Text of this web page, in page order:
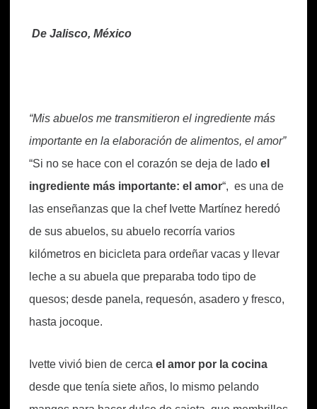
De Jalisco, México
“Mis abuelos me transmitieron el ingrediente más
importante en la elaboración de alimentos, el amor”
“Si no se hace con el corazón se deja de lado el
ingrediente más importante: el amor“, es una de
las enseñanzas que la chef Ivette Martínez heredó
de sus abuelos, su abuelo recorría varios
kilómetros en bicicleta para ordeñar vacas y llevar
leche a su abuela que preparaba todo tipo de
quesos; desde panela, requesón, asadero y fresco,
hasta jocoque.
Ivette vivió bien de cerca el amor por la cocina
desde que tenía siete años, lo mismo pelando